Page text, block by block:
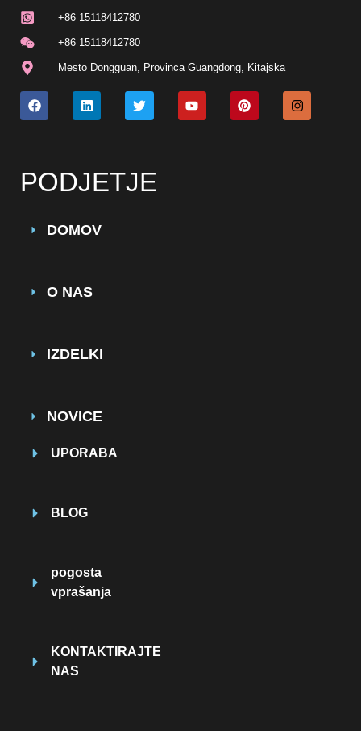
+86 15118412780
+86 15118412780
Mesto Dongguan, Provinca Guangdong, Kitajska
PODJETJE
DOMOV
O NAS
IZDELKI
NOVICE
UPORABA
BLOG
pogosta
vprašanja
KONTAKTIRAJTE
NAS